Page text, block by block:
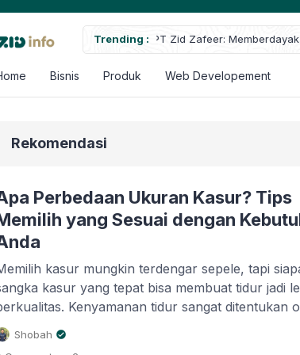
Trending :
Teknologi Inovatif
Bisnis Produk Web Developement
Rekomendasi
Perbedaan Ukuran Kasur? Tips
yang Sesuai dengan
kasur mungkin terdengar sepele, tapi
kasur yang tepat bisa membuat tidur jadi
Kenyamanan tidur sangat ditentukan
kasur yang Anda pilih. Mari kita bahas
kasur yang umum ditemukan di pasaran.
Shobah